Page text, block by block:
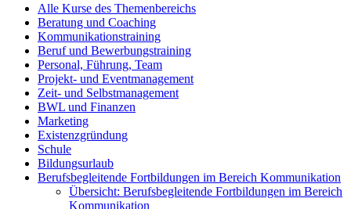
Alle Kurse des Themenbereichs
Beratung und Coaching
Kommunikationstraining
Beruf und Bewerbungstraining
Personal, Führung, Team
Projekt- und Eventmanagement
Zeit- und Selbstmanagement
BWL und Finanzen
Marketing
Existenzgründung
Schule
Bildungsurlaub
Berufsbegleitende Fortbildungen im Bereich Kommunikation
Übersicht: Berufsbegleitende Fortbildungen im Bereich
Kommunikation